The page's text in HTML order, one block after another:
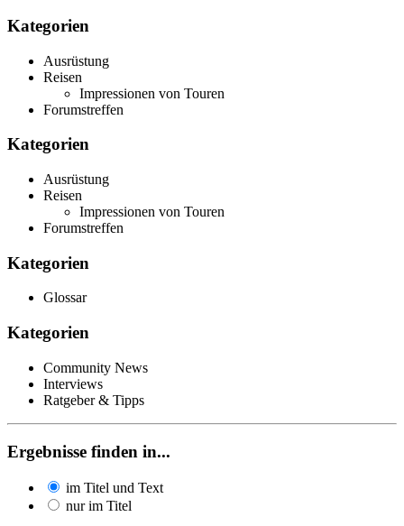
Kategorien
Ausrüstung
Reisen
Impressionen von Touren
Forumstreffen
Kategorien
Ausrüstung
Reisen
Impressionen von Touren
Forumstreffen
Kategorien
Glossar
Kategorien
Community News
Interviews
Ratgeber & Tipps
Ergebnisse finden in...
im Titel und Text
nur im Titel